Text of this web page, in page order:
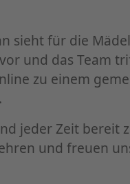
sieht für die
und das Team
zu einem
jeder Zeit bereit
und freuen